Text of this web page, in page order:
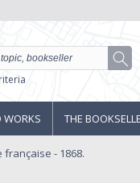
WORKS THE
- 1868.